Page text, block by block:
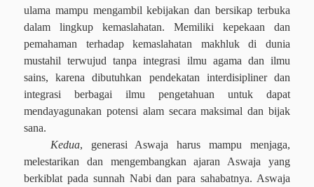
ulama mampu mengambil kebijakan dan bersikap terbuka
dalam lingkup kemaslahatan. Memiliki kepekaan dan
pemahaman terhadap kemaslahatan makhluk di dunia
mustahil terwujud tanpa integrasi ilmu agama dan ilmu
sains, karena dibutuhkan pendekatan interdisipliner dan
integrasi berbagai ilmu pengetahuan untuk dapat
mendayagunakan potensi alam secara maksimal dan bijak
sana.
Kedua, generasi Aswaja harus mampu menjaga,
melestarikan dan mengembangkan ajaran Aswaja yang
berkiblat pada sunnah Nabi dan para sahabatnya. Aswaja